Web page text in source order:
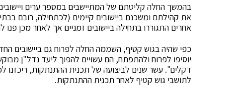
בהמשך החלה קליטתם של המתיישבים במספר ערים
את קהילתם ומשכנם ביישובים קיימים (לכתחילה, רובם
אחרים התגוררו בתחילה ביישובים זמניים אך לאחר מכן
כפי שהיה בגוש קטיף, השממה החלה לפרוח גם ביישובים
יוסיפו לפרוח ולהתפתח, הם עשויים להפוך ליעד נדל"ן
דקלים". עשר שנים לביצועה של תכנית ההתנתקות, ריכזנו
לתושבי גוש קטיף לאחר תכנית ההתנתקות.